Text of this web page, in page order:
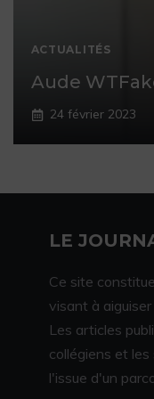
ACTUALITÉS
Aude
24 février 2023
LE
Ce site
visant à
Les articles
collégiens et
l'issue d'un